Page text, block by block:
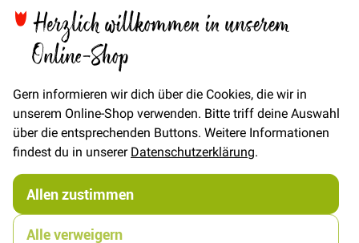
Herzlich willkommen in unserem
Online-Shop
Gern informieren wir dich über die Cookies, die wir in
unserem Online-Shop verwenden. Bitte triff deine Auswahl
über die entsprechenden Buttons. Weitere Informationen
findest du in unsererDatenschutzerklärung.
Allen zustimmen
Alle verweigern
Bildgalerie
springen
lackiert 30mm - Violett
Verfügbarkeit Auf Lager
3,95 €
STÜCK